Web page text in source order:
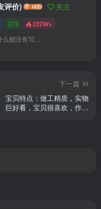
评价) 关注
3 222W+
么都没有写...
下一篇
宝贝特点：做工精质，实物
巨好看，宝贝很喜欢，作六